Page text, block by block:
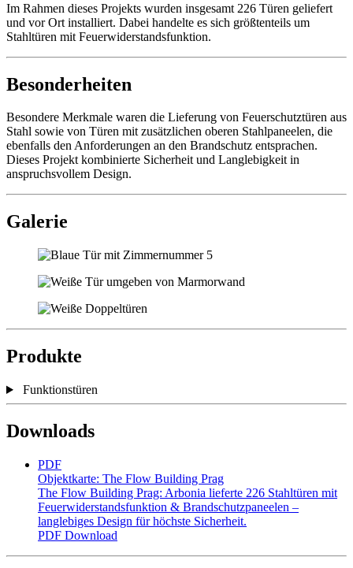
Im Rahmen dieses Projekts wurden insgesamt 226 Türen geliefert
und vor Ort installiert. Dabei handelte es sich größtenteils um
Stahltüren mit Feuerwiderstandsfunktion.
Besonderheiten
Besondere Merkmale waren die Lieferung von Feuerschutztüren aus
Stahl sowie von Türen mit zusätzlichen oberen Stahlpaneelen, die
ebenfalls den Anforderungen an den Brandschutz entsprachen.
Dieses Projekt kombinierte Sicherheit und Langlebigkeit in
anspruchsvollem Design.
Galerie
Produkte
Funktionstüren
Downloads
PDF
Objektkarte: The Flow Building Prag
The Flow Building Prag: Arbonia lieferte 226 Stahltüren mit
Feuerwiderstandsfunktion & Brandschutzpaneelen –
langlebiges Design für höchste Sicherheit.
PDF Download